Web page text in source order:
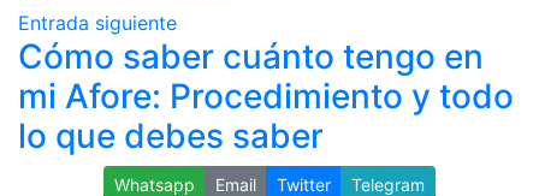
Entrada siguiente
Cómo saber cuánto tengo en
mi Afore: Procedimiento y todo
lo que debes saber
Whatsapp Email Twitter Telegram